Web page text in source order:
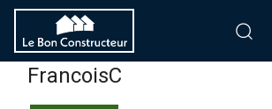
FrancoisC